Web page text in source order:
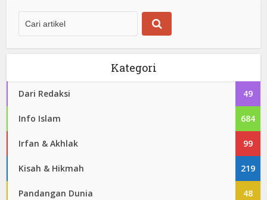
Kategori
Dari Redaksi 49
Info Islam 684
Irfan & Akhlak 99
Kisah & Hikmah 219
Pandangan Dunia 48